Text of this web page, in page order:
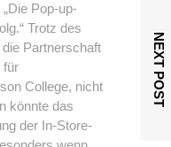
Pop-up-
Trotz des
Partnerschaft
für
College, nicht
könnte das
der In-Store-
NEXT POST